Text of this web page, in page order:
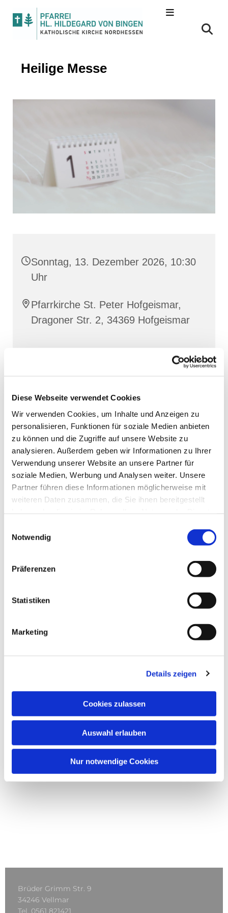
Diese Webseite verwendet Cookies
Wir verwenden Cookies, um Inhalte und Anzeigen zu
personalisieren, Funktionen für soziale Medien anbieten
zu können und die Zugriffe auf unsere Website zu
analysieren. Außerdem geben wir Informationen zu Ihrer
Verwendung unserer Website an unsere Partner für
soziale Medien, Werbung und Analysen weiter. Unsere
Partner führen diese Informationen möglicherweise mit
weiteren Daten zusammen, die Sie ihnen bereitgestellt
Notwendig
Präferenzen
Statistiken
Marketing
Details zeigen
Cookies zulassen
Auswahl erlauben
Nur notwendige Cookies
Heilige Messe
Sonntag, 13. Dezember 2026, 10:30
Uhr
Pfarrkirche St. Peter Hofgeismar,
Dragoner Str. 2, 34369 Hofgeismar
Brüder Grimm Str. 9
34246 Vellmar
Tel. 0561 821421